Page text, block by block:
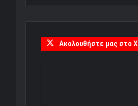
Ακολουθήστε μας στο X